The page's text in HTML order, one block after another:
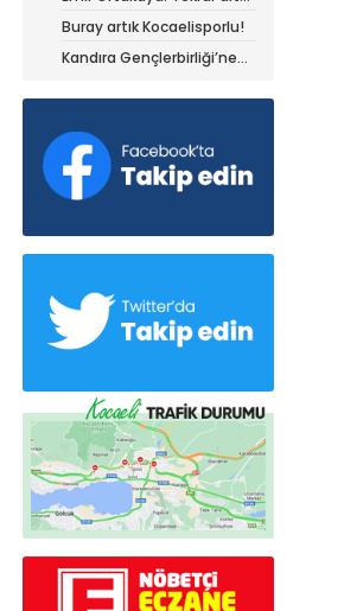
olduğum yerdeyim
Buray artık Kocaelisporlu!
Kandıra Gençlerbirliği’ne